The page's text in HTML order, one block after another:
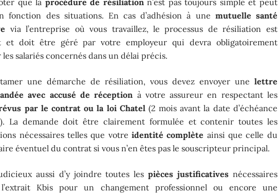
fonction des situations. En cas d’adhésion à une mutuelle santé
via l’entreprise où vous travaillez, le processus de résiliation est
et doit être géré par votre employeur qui devra obligatoirement
salariés concernés dans un délai précis.
une démarche de résiliation, vous devez envoyer une lettre
avec accusé de réception à votre assureur en respectant les
par le contrat ou la loi Chatel(2 mois avant la date d’échéance
La demande doit être clairement formulée et contenir toutes les
nécessaires telles que votre identité complète ainsi que celle du
éventuel du contrat si vous n’en êtes pas le souscripteur principal.
aussi d’y joindre toutes lespièces justificatives nécessaires
Kbis pour un changement professionnel ou encore une